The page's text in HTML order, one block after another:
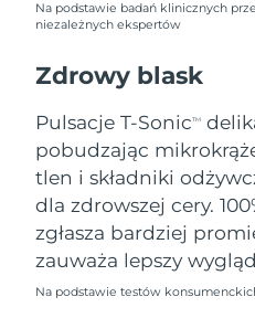
Na podstawie badań klinicznych
niezależnych ekspertów
Zdrowy blask
Pulsacje T-SonicTM
pobudzając
tlen i składniki
dla zdrowszej cery.
zgłasza bardziej
zauważa lepszy
Na podstawie testów
Nowa Zelandia
Norwegia
Oman